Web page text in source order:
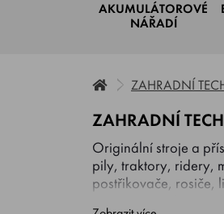
AKUMULÁTOROVÉ
NÁŘADÍ
ZAHRADNÍ
ZAHRADNÍ
Originální stroje a
pily, traktory, ridery,
postřikovače, rosiče,